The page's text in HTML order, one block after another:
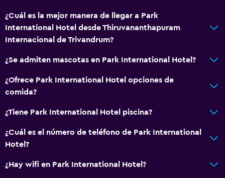
¿Cuál es la mejor manera de llegar a Park
International Hotel desde Thiruvananthapuram
Internacional de Trivandrum?
¿Se admiten mascotas en Park International Hotel?
¿Ofrece Park International Hotel opciones de
comida?
¿Tiene Park International Hotel piscina?
¿Cuál es el número de teléfono de Park International
Hotel?
¿Hay wifi en Park International Hotel?